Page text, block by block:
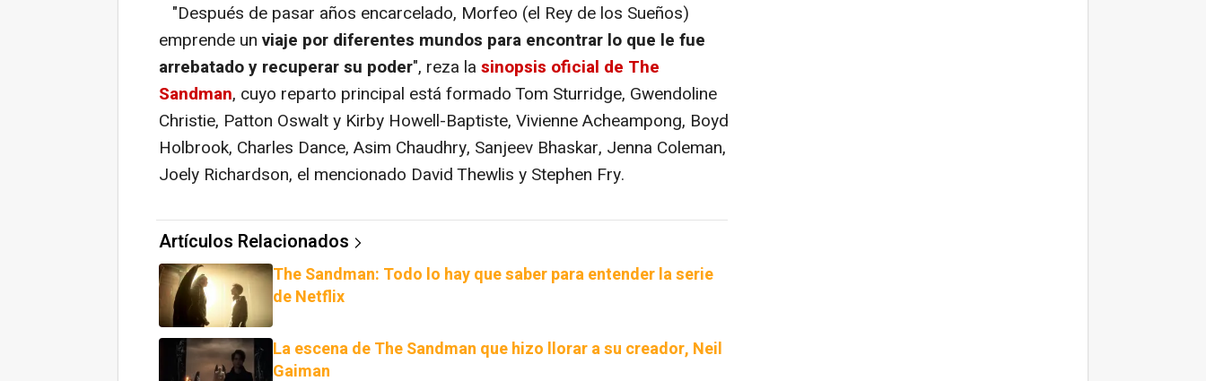
"Después de pasar años encarcelado, Morfeo (el Rey de los Sueños)
emprende un viaje por diferentes mundos para encontrar lo que le fue
arrebatado y recuperar su poder", reza la sinopsis oficial de The
Sandman, cuyo reparto principal está formado Tom Sturridge, Gwendoline
Christie, Patton Oswalt y Kirby Howell-Baptiste, Vivienne Acheampong, Boyd
Holbrook, Charles Dance, Asim Chaudhry, Sanjeev Bhaskar, Jenna Coleman,
Joely Richardson, el mencionado David Thewlis y Stephen Fry.
Artículos Relacionados
The Sandman: Todo lo hay que saber para entender la serie
de Netflix
La escena de The Sandman que hizo llorar a su creador, Neil
Gaiman